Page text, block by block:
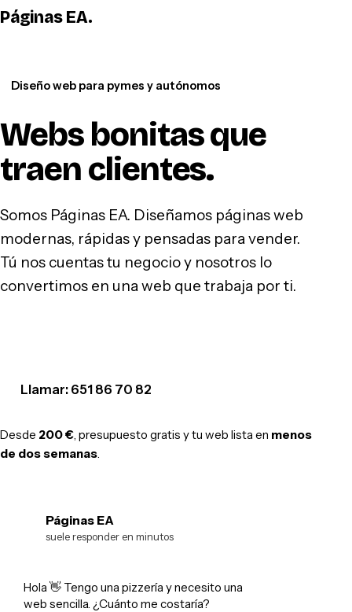
Páginas EA.
Diseño web para pymes y autónomos
Webs bonitas que
traen clientes.
Somos Páginas EA. Diseñamos páginas web
modernas, rápidas y pensadas para vender.
Tú nos cuentas tu negocio y nosotros lo
convertimos en una web que trabaja por ti.
Llamar: 651 86 70 82
Desde 200 €, presupuesto gratis y tu web lista en menos
de dos semanas.
Páginas EA
suele responder en minutos
Hola 👋 Tengo una pizzería y necesito una
web sencilla. ¿Cuánto me costaría?